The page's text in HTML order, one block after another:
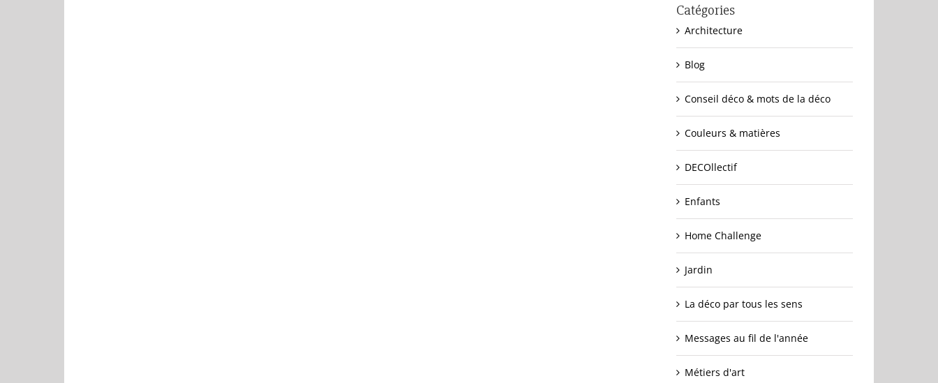
Catégories
Architecture
Blog
Conseil déco & mots de la déco
Couleurs & matières
DECOllectif
Enfants
Home Challenge
Jardin
La déco par tous les sens
Messages au fil de l'année
Métiers d'art